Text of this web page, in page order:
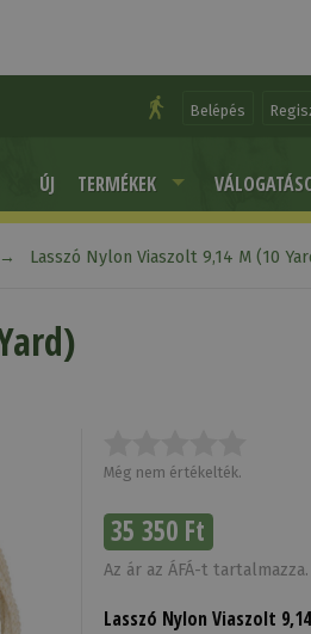
Belépés
ÚJ TERMÉKEK
Lasszó Nylon Viaszolt 9,14 M (10
Még nem értékelték.
35 350 Ft
Az ár az ÁFÁ-t tartalmazza.
Lasszó Nylon Viaszolt